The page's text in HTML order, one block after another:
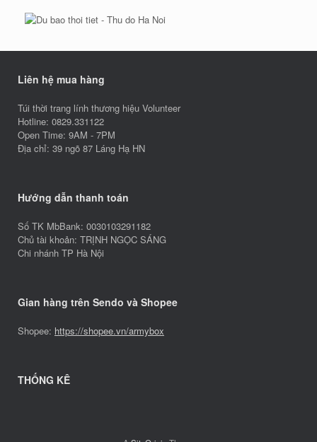
Liên hệ mua hàng
Túi thời trang lính thương hiệu Volunteer
Hotline: 0829.331122
Open Time: 9AM - 7PM
Địa chỉ: 39 ngõ 87 Láng Hạ HN
Hướng dẫn thanh toán
Số TK MbBank: 0030103291182
Chủ tài khoản: TRỊNH NGỌC SÁNG
Chi nhánh TP Hà Nội
Gian hàng trên Sendo và Shopee
Shopee: https://shopee.vn/armybox
THỐNG KÊ